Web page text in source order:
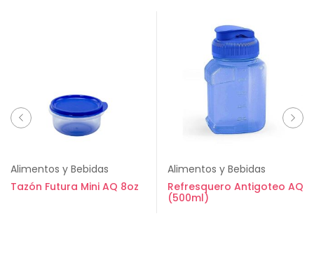
Alimentos y Bebidas
Tazón Futura Mini AQ 8oz
Alimentos y Bebidas
Refresquero Antigoteo AQ
(500ml)